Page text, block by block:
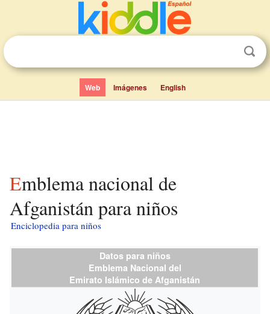
Web Imágenes English
Emblema nacional de
Afganistán para niños
Enciclopedia para niños
Datos para niños
Emblema Nacional del
Emirato Islámico de Afganistán